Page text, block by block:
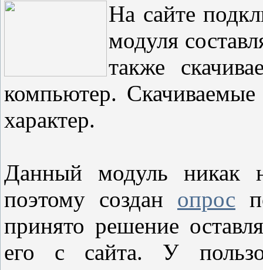
На сайте
модуля
также
компьютер.
характер.
Данный модуль никак
поэтому создан опрос
принято решение
его с сайта. У